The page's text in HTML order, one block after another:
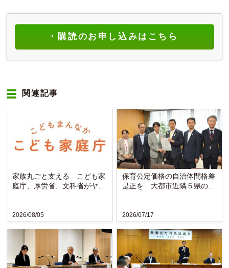
購読のお申し込みはこちら
関連記事
2026/08/05
家族丸ごと支える こども家
庭庁、厚労省、文科省がヤン
2026/07/17
保育公定価格の自治体間格差
是正を 大都市近隣５県の知